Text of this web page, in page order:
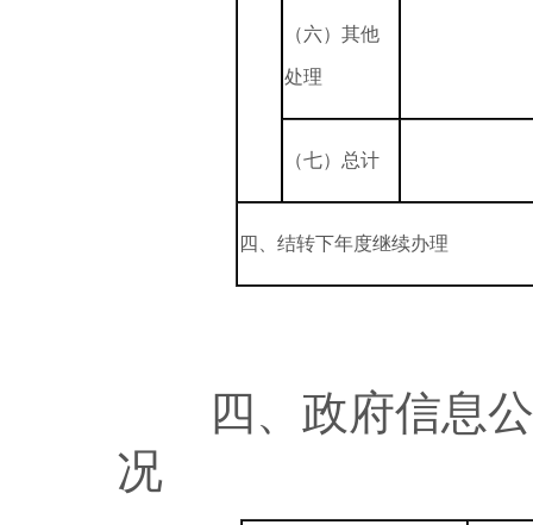
（六）其他
处理
（七）总计
四、结转下年度继续办理
四、政府信息公
况